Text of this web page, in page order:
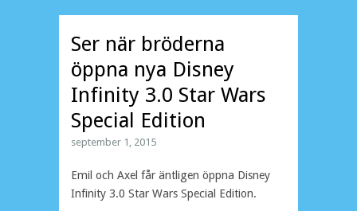
Ser när bröderna
öppna nya Disney
Infinity 3.0 Star Wars
Special Edition
september 1, 2015
Emil och Axel får äntligen öppna Disney
Infinity 3.0 Star Wars Special Edition.